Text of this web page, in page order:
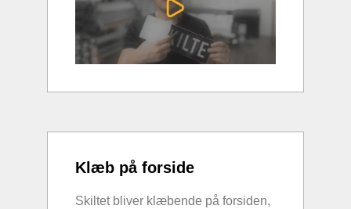
Klæb på forside
Skiltet bliver klæbende på forsiden,